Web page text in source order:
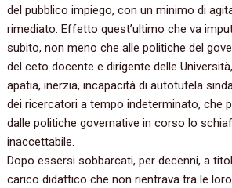
del pubblico impiego, con un minimo di
rimediato. Effetto quest’ultimo che va
subito, non meno che alle politiche del
del ceto docente e dirigente delle
apatia, inerzia, incapacità di autotutela
dei ricercatori a tempo indeterminato, che
dalle politiche governative in corso lo
inaccettabile.
Dopo essersi sobbarcati, per decenni, a
carico didattico che non rientrava tra le